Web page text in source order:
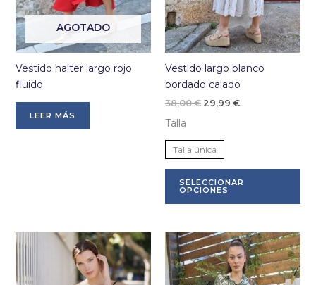
producto
AGOTADO
Vestido halter largo rojo
fluido
LEER MÁS
Vestido largo blanco
bordado calado
38,00€ El
38,00 €.
29,99 €El
Talla
Talla única
SELECCIONAR
OPCIONES